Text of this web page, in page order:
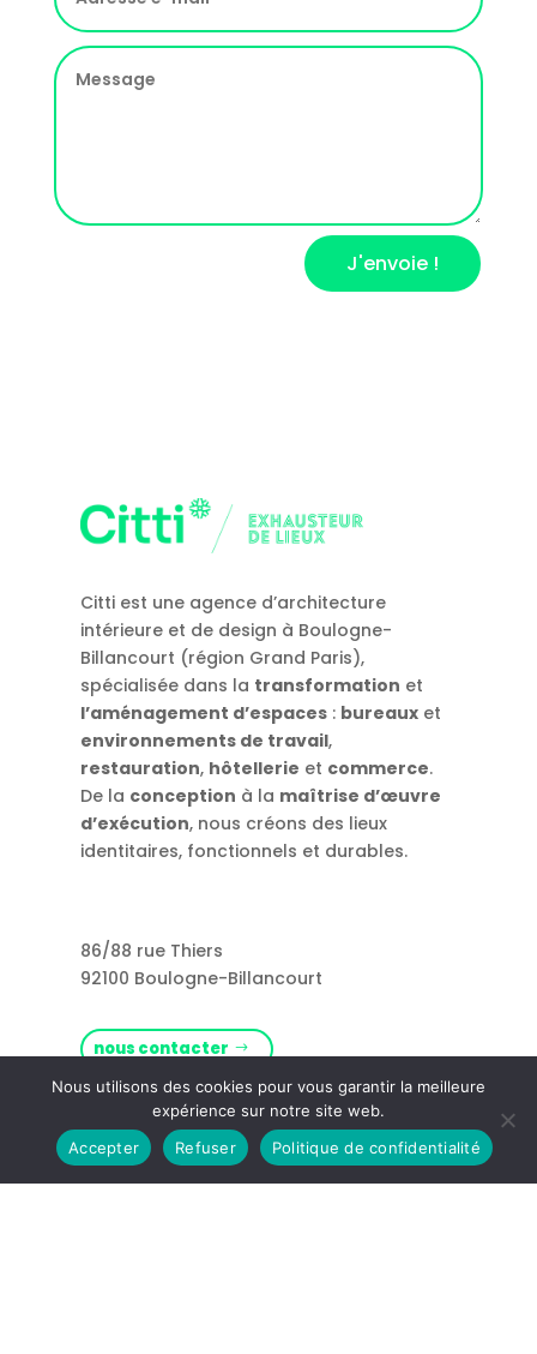
J'envoie !
Citti est une agence d’architecture
intérieure et de design à Boulogne-
Billancourt (région Grand Paris),
spécialisée dans la transformation et
l’aménagement d’espaces : bureaux et
environnements de travail,
restauration, hôtellerie et commerce.
De la conception à la maîtrise d’œuvre
d’exécution, nous créons des lieux
identitaires, fonctionnels et durables.
86/88 rue Thiers
92100 Boulogne-Billancourt
nous contacter
Rejoignez-nous !
Nous utilisons des cookies pour vous garantir la meilleure
expérience sur notre site web.
Accepter
Refuser Politique de confidentialité